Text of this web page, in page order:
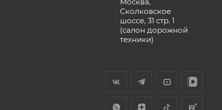
Сколковское
шоссе, 31 стр. 1
(салон дорожной
техники)